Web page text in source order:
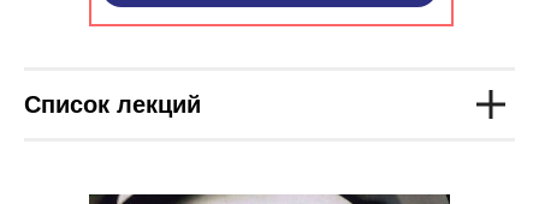
Список лекций